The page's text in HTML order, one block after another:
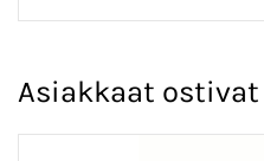
Asiakkaat ostivat